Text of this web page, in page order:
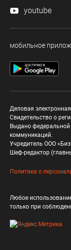
youtube
мобильное
Деловая
Свидетельство о
Выдано
коммуникаций.
Учредитель ООО
Шеф-редактор
Политика о
Любое
только при